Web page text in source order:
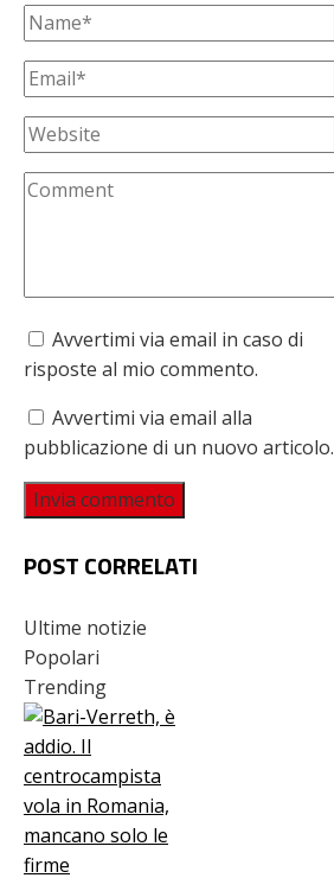
Avvertimi via email in caso di
risposte al mio commento.
Avvertimi via email alla
pubblicazione di un nuovo articolo.
POST CORRELATI
Ultime notizie
Popolari
Trending